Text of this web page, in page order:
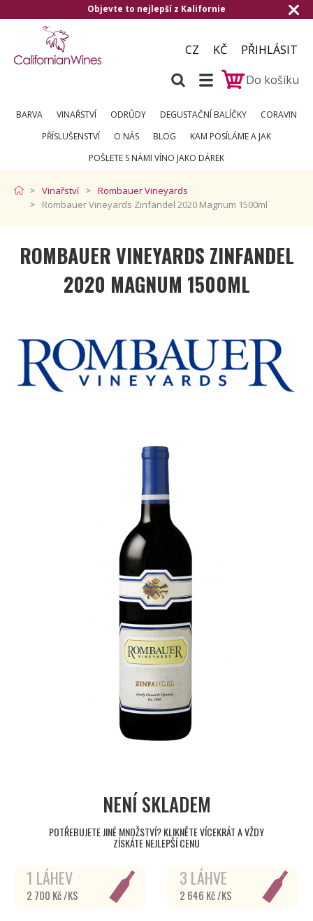
Objevte to nejlepší z Kalifornie
CZ KČ
PŘIHLÁSIT
Do košíku
BARVA VINAŘSTVÍ ODRŮDY DEGUSTAČNÍ BALÍČKY
CORAVIN
PŘÍSLUŠENSTVÍ
O NÁS BLOG
KAM POSÍLÁME A JAK
POŠLETE S NÁMI VÍNO JAKO DÁREK
Vinařství
Rombauer Vineyards
Rombauer Vineyards Zinfandel 2020 Magnum 1500ml
ROMBAUER VINEYARDS ZINFANDEL
2020 MAGNUM 1500ML
NENÍ SKLADEM
POTŘEBUJETE JINÉ MNOŽSTVÍ? KLIKNĚTE VÍCEKRÁT A VŽDY
ZÍSKÁTE NEJLEPŠÍ CENU
1 LÁHEV
2 700 Kč /KS
3 LÁHVE
2 646 Kč /KS